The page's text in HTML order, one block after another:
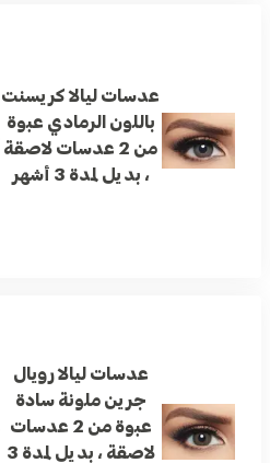
عدسات ليالا كريسنت
باللون الرمادي عبوة
من 2 عدسات لاصقة
، بديل لمدة 3 أشهر
عدسات ليالا رويال
جرين ملونة سادة
عبوة من 2 عدسات
لاصقة ، بديل لمدة 3